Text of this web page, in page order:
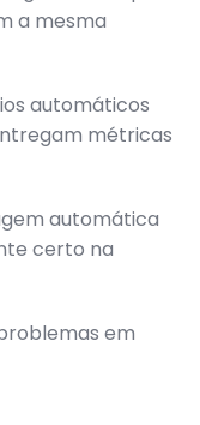
a mesma
automáticos
métricas
automática
certo na
em